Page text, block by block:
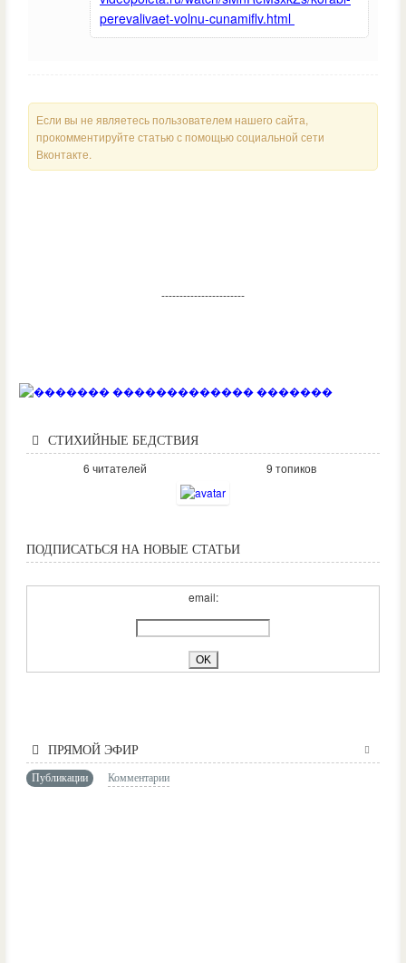
perevalivaet-volnu-cunamiflv.html
Если вы не являетесь пользователем нашего сайта,
прокомментируйте статью с помощью социальной сети
Вконтакте.
-----------------------
СТИХИЙНЫЕ БЕДСТВИЯ
6 читателей 9 топиков
ПОДПИСАТЬСЯ НА НОВЫЕ СТАТЬИ
email:
ПРЯМОЙ ЭФИР
Публикации Комментарии